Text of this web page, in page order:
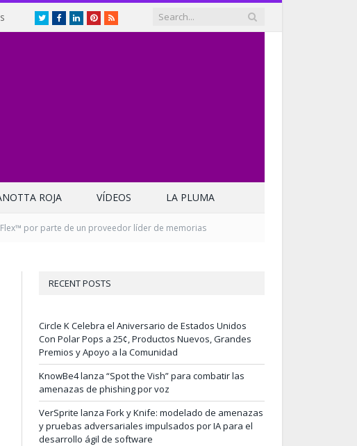
TwitterFacebookLinkedInPinterest
RSS
ROJA VÍDEOS LA PLUMA
por parte de un proveedor líder de memorias
RECENT POSTS
Circle K Celebra el Aniversario de Estados Unidos
Con Polar Pops a 25¢, Productos Nuevos, Grandes
Premios y Apoyo a la Comunidad
KnowBe4 lanza “Spot the Vish” para combatir las
amenazas de phishing por voz
VerSprite lanza Fork y Knife: modelado de amenazas
y pruebas adversariales impulsados por IA para el
desarrollo ágil de software